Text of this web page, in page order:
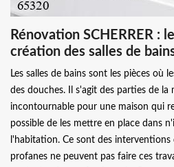
Rénovation SCHERRER :
création des salles de
Les salles de bains sont les pièces où
des douches. Il s'agit des parties de la
incontournable pour une maison qui
possible de les mettre en place dans
l'habitation. Ce sont des interventions
profanes ne peuvent pas faire ces